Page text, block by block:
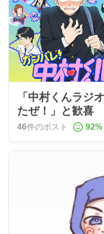
「中村くんラジ
たぜ！」と歓喜
46件のポスト 92%